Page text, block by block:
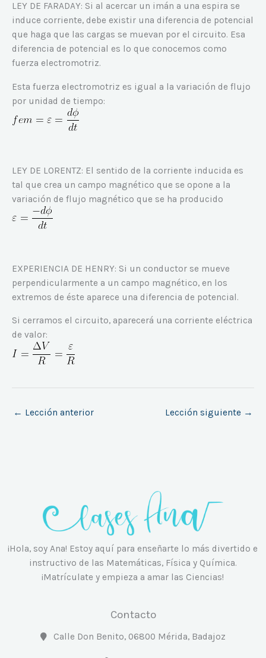
LEY DE FARADAY: Si al acercar un imán a una espira se
induce corriente, debe existir una diferencia de potencial
que haga que las cargas se muevan por el circuito. Esa
diferencia de potencial es lo que conocemos como
fuerza electromotriz.
Esta fuerza electromotriz es igual a la variación de flujo
por unidad de tiempo:
LEY DE LORENTZ: El sentido de la corriente inducida es
tal que crea un campo magnético que se opone a la
variación de flujo magnético que se ha producido
EXPERIENCIA DE HENRY: Si un conductor se mueve
perpendicularmente a un campo magnético, en los
extremos de éste aparece una diferencia de potencial.
Si cerramos el circuito, aparecerá una corriente eléctrica
de valor:
← Lección anterior Lección siguiente →
¡Hola, soy Ana! Estoy aquí para enseñarte lo más divertido e
instructivo de las Matemáticas, Física y Química.
¡Matrículate y empieza a amar las Ciencias!
Contacto
Calle Don Benito, 06800 Mérida, Badajoz